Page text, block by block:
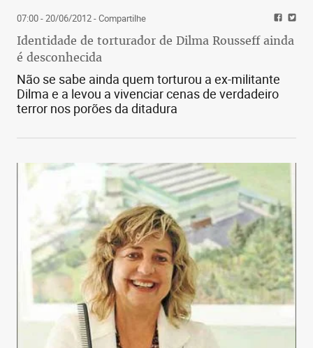
07:00 - 20/06/2012- Compartilhe
Identidade de torturador de Dilma Rousseff ainda
é desconhecida
Não se sabe ainda quem torturou a ex-militante
Dilma e a levou a vivenciar cenas de verdadeiro
terror nos porões da ditadura